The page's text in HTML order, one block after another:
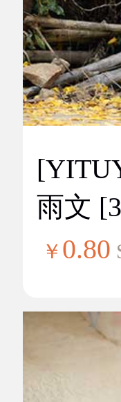
雨文
￥ 0.80